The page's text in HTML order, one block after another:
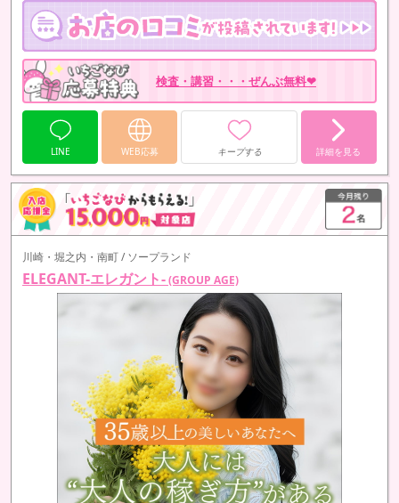
わからないこと、不安なことなど
何でも気軽にお話できる雰囲気です♪
未経験、ブランクありでも大歓迎！
しっかりとサポートさせていただきます(*^^*)
◆新宿 面接オフィス◆
検査・講習・・・ぜんぶ無料❤︎
LINE WEB応募 キープする 詳細を見る
川崎・堀之内・南町 / ソープランド
ELEGANT-エレガント-(GROUP AGE)